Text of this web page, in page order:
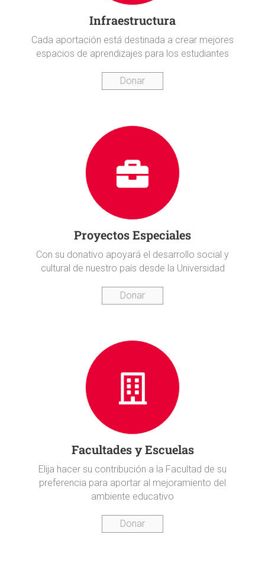
Infraestructura
Cada aportación está destinada a crear mejores
espacios de aprendizajes para los estudiantes
Donar
Proyectos Especiales
Con su donativo apoyará el desarrollo social y
cultural de nuestro país desde la Universidad
Donar
Facultades y Escuelas
Elija hacer su contribución a la Facultad de su
preferencia para aportar al mejoramiento del
ambiente educativo
Donar